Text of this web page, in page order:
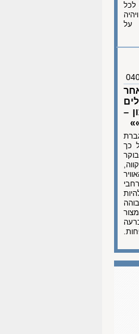
לכל
על
–
כך
ברחבי